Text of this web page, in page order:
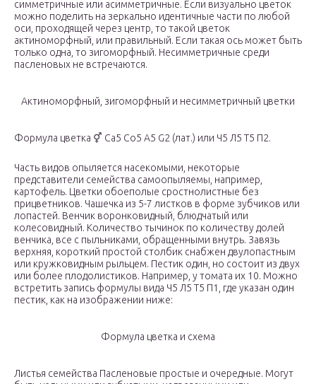
симметричные или асимметричные. Если визуально цветок
можно поделить на зеркально идентичные части по любой
оси, проходящей через центр, то такой цветок
актиноморфный, или правильный. Если такая ось может быть
только одна, то зигоморфный. Несимметричные среди
пасленовых не встречаются.
Актиноморфный, зигоморфный и несимметричный цветки
Формула цветка ⚥ Ca5 Co5 A5 G2 (лат.) или Ч5 Л5 Т5 П2.
Часть видов опыляется насекомыми, некоторые
представители семейства самоопыляемы, например,
картофель. Цветки обоеполые сростнолистные без
прицветников. Чашечка из 5-7 листков в форме зубчиков или
лопастей. Венчик воронковидный, блюдчатый или
колесовидный. Количество тычинок по количеству долей
венчика, все с пыльниками, обращенными внутрь. Завязь
верхняя, короткий простой столбик снабжен двулопастным
или кружковидным рыльцем. Пестик один, но состоит из двух
или более плодолистиков. Например, у томата их 10. Можно
встретить запись формулы вида Ч5 Л5 Т5 П1, где указан один
пестик, как на изображении ниже:
Формула цветка и схема
Листья семейства Пасленовые простые и очередные. Могут